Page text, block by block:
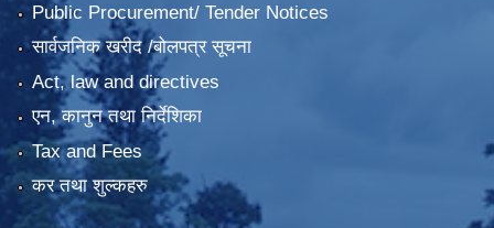
Public Procurement/ Tender Notices
सार्वजनिक खरीद /बोलपत्र सूचना
Act, law and directives
एन, कानुन तथा निर्देशिका
Tax and Fees
कर तथा शुल्कहरु